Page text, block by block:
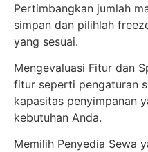
Pertimbangkan jumlah
simpan dan pilihlah
yang sesuai.
Mengevaluasi Fitur dan
fitur seperti pengaturan
kapasitas penyimpanan
kebutuhan Anda.
Memilih Penyedia Sewa